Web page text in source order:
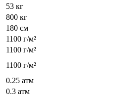
53 кг
800 кг
180 см
1100 г/м²
1100 г/м²
1100 г/м²
0.25 атм
0.3 атм